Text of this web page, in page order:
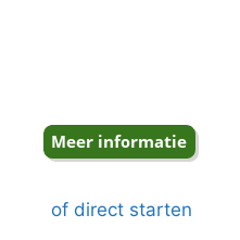
of direct starten